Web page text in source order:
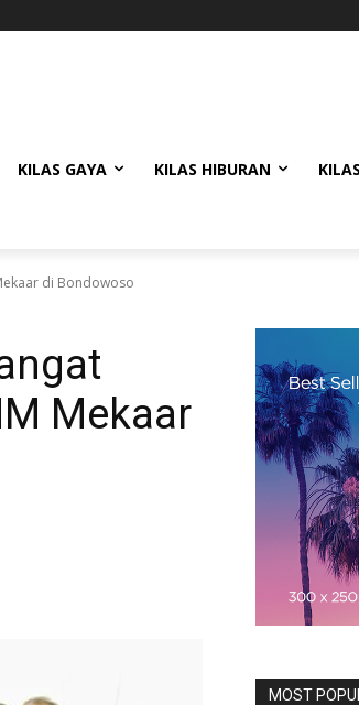
KILAS GAYA KILAS HIBURAN
di Bondowoso
Mekaar
MOST